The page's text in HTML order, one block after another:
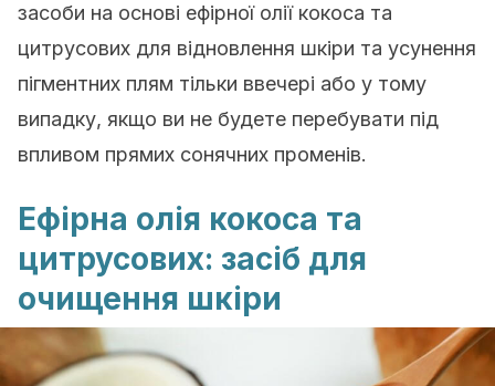
засоби на основі ефірної олії кокоса та
цитрусових для відновлення шкіри та усунення
пігментних плям тільки ввечері або у тому
випадку, якщо ви не будете перебувати під
впливом прямих сонячних променів.
Ефірна олія кокоса та
цитрусових: засіб для
очищення шкіри